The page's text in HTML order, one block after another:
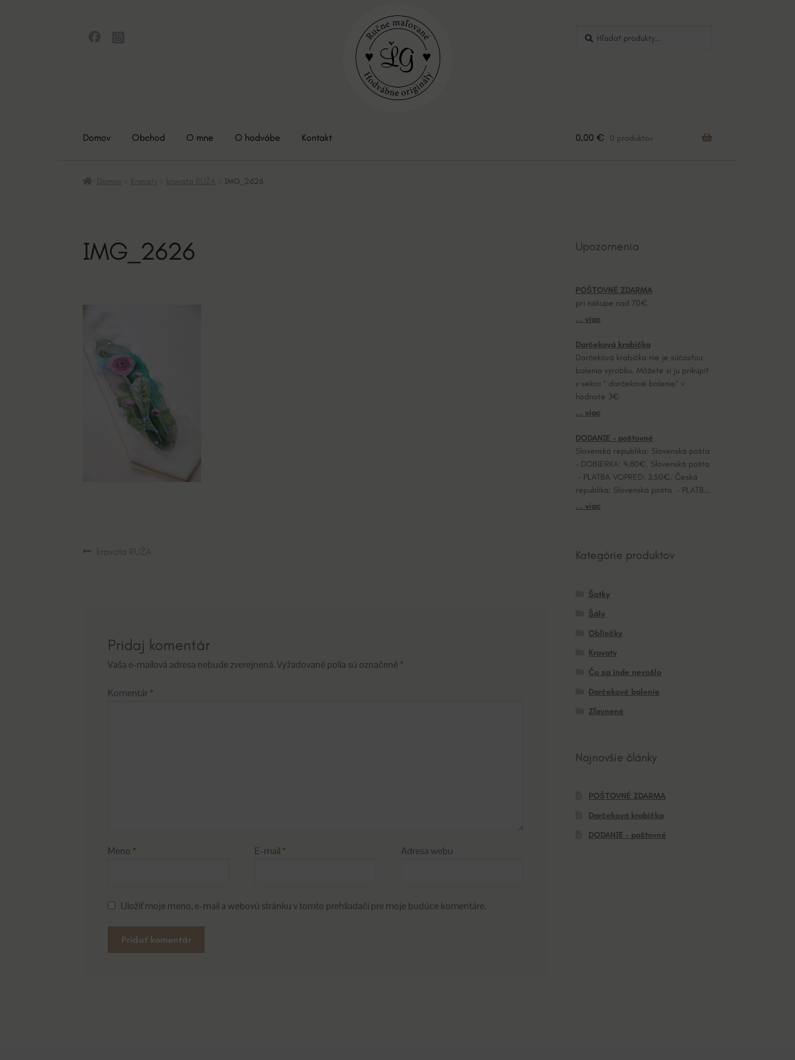
Domov Obchod O mne O hodvábe Kontakt 0,00 € 0 produktov
Domov Kravaty kravata RUŽA IMG_2626
IMG_2626
Navigácia
Predchádzajúci
kravata RUŽA
Pridaj komentár
Vaša e-mailová adresa nebude zverejnená.Vyžadované polia sú označené *
Komentár*
Meno * E-mail * Adresa webu
Uložiť moje meno, e-mail a webovú stránku v tomto prehliadači pre moje budúce komentáre.
Upozornenia
POŠTOVNÉ ZDARMA
pri nákupe nad 70€
... viac
Darčeková krabička
Darčeková krabička nie je súčasťou
balenia výrobku. Môžete si ju prikúpiť
v sekcii “ darčekové balenie“ v
hodnote 3€
... viac
DODANIE – poštovné
Slovenská republika: Slovenská pošta
– DOBIERKA: 4,80€. Slovenská pošta
– PLATBA VOPRED: 3,50€. Česká
republika: Slovenská pošta – PLATBA
VOPRED: 7,20€.
... viac
Kategórie produktov
Šatky
Šály
Obliečky
Kravaty
Čo sa inde nevošlo
Darčekové balenie
Zľavnené
Najnovšie články
POŠTOVNÉ ZDARMA
Darčeková krabička
DODANIE – poštovné